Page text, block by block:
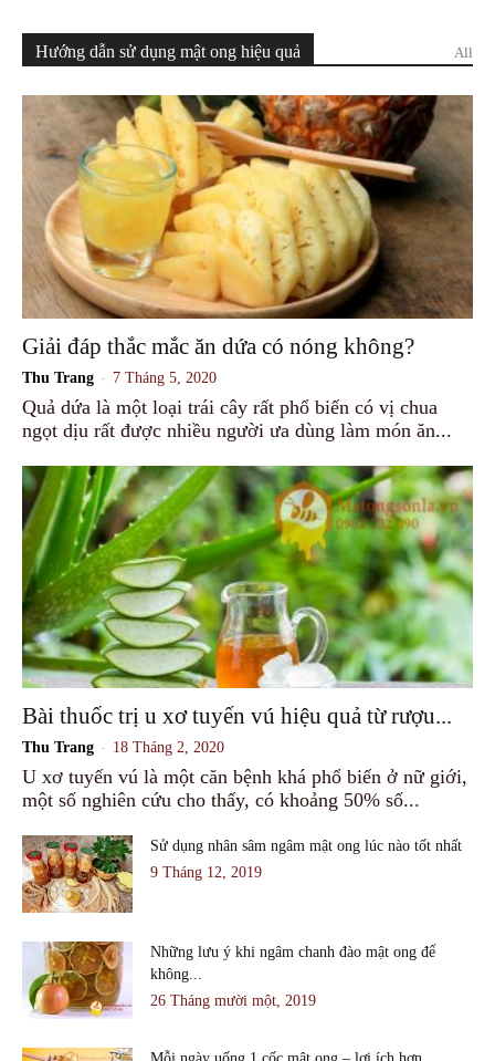
Hướng dẫn sử dụng mật ong hiệu quả All
Giải đáp thắc mắc ăn dứa có nóng không?
Thu Trang - 7 Tháng 5, 2020
Quả dứa là một loại trái cây rất phổ biến có vị chua
ngọt dịu rất được nhiều người ưa dùng làm món ăn...
Bài thuốc trị u xơ tuyến vú hiệu quả từ rượu...
Thu Trang - 18 Tháng 2, 2020
U xơ tuyến vú là một căn bệnh khá phổ biến ở nữ giới,
một số nghiên cứu cho thấy, có khoảng 50% số...
Sử dụng nhân sâm ngâm mật ong lúc nào tốt nhất
9 Tháng 12, 2019
Những lưu ý khi ngâm chanh đào mật ong để
không...
26 Tháng mười một, 2019